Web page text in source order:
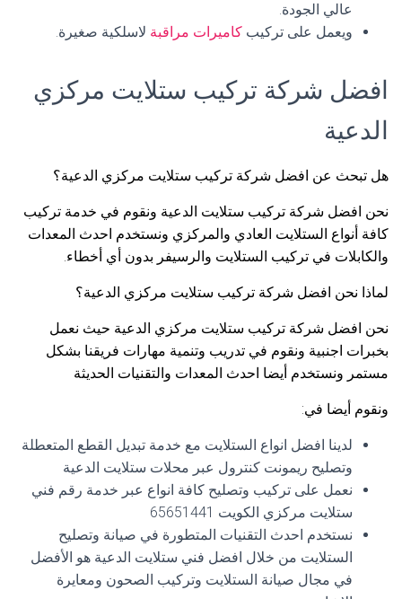
عالي الجودة.
ويعمل على تركيب كاميرات مراقبة لاسلكية صغيرة.
افضل شركة تركيب ستلايت مركزي
الدعية
هل تبحث عن افضل شركة تركيب ستلايت مركزي الدعية؟
نحن افضل شركة تركيب ستلايت الدعية ونقوم في خدمة تركيب
كافة أنواع الستلايت العادي والمركزي ونستخدم احدث المعدات
والكابلات في تركيب الستلايت والرسيفر بدون أي أخطاء.
لماذا نحن افضل شركة تركيب ستلايت مركزي الدعية؟
نحن افضل شركة تركيب ستلايت مركزي الدعية حيث نعمل
بخبرات اجنبية ونقوم في تدريب وتنمية مهارات فريقنا بشكل
مستمر ونستخدم أيضا احدث المعدات والتقنيات الحديثة
ونقوم أيضا في:
لدينا افضل انواع الستلايت مع خدمة تبديل القطع المتعطلة
وتصليح ريمونت كنترول عبر محلات ستلايت الدعية
نعمل على تركيب وتصليح كافة انواع عبر خدمة رقم فني
ستلايت مركزي الكويت 65651441
نستخدم احدث التقنيات المتطورة في صيانة وتصليح
الستلايت من خلال افضل فني ستلايت الدعية هو الأفضل
في مجال صيانة الستلايت وتركيب الصحون ومعايرة